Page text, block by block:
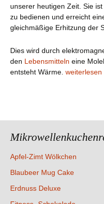
unserer heutigen Zeit. Sie
zu bedienen und erreicht
gleichmäßige Erhitzung der
Dies wird durch
den Lebensmitteln eine
entsteht Wärme. Die
weiterlesen
Apfel-Zimt Wölkchen
Blaubeer Mug Cake
Erdnuss Deluxe